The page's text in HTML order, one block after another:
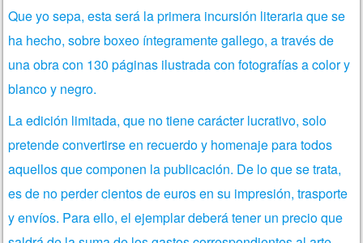
Que yo sepa, esta será la primera incursión literaria que se
ha hecho, sobre boxeo íntegramente gallego, a través de
una obra con 130 páginas ilustrada con fotografías a color y
blanco y negro.
La edición limitada, que no tiene carácter lucrativo, solo
pretende convertirse en recuerdo y homenaje para todos
aquellos que componen la publicación. De lo que se trata,
es de no perder cientos de euros en su impresión, trasporte
y envíos. Para ello, el ejemplar deberá tener un precio que